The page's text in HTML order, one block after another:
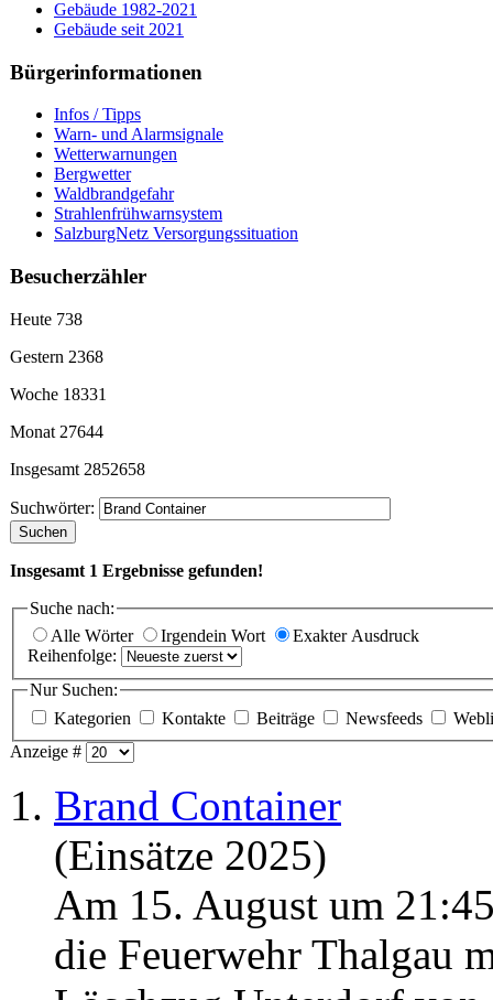
Gebäude 1982-2021
Gebäude seit 2021
Bürgerinformationen
Infos / Tipps
Warn- und Alarmsignale
Wetterwarnungen
Bergwetter
Waldbrandgefahr
Strahlenfrühwarnsystem
SalzburgNetz Versorgungssituation
Besucherzähler
Heute 738
Gestern 2368
Woche 18331
Monat 27644
Insgesamt 2852658
Suchwörter:
Suchen
Insgesamt 1 Ergebnisse gefunden!
Suche nach:
Alle Wörter
Irgendein Wort
Exakter Ausdruck
Reihenfolge:
Nur Suchen:
Kategorien
Kontakte Beiträge Newsfeeds
Anzeige #
1. Brand Container
(Einsätze 2025)
Am 15. August um
die Feuerwehr Thalgau